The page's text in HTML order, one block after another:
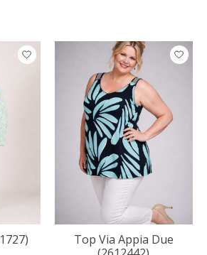
Top Via Appia Due